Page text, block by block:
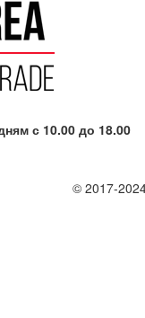
с 10.00 до 18.00
© 2017-